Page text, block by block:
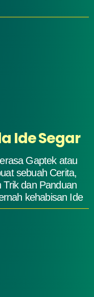
Ide Segar
Gaptek atau
sebuah Cerita,
Trik dan Panduan
kehabisan Ide